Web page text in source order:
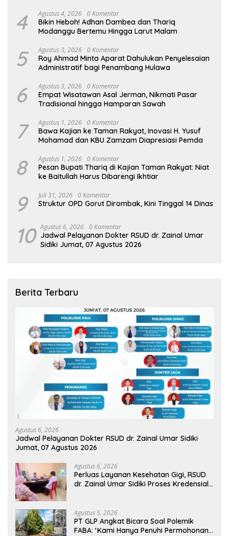
4 Agustus 4, 2026 0 Komentar
Bikin Heboh! Adhan Dambea dan Thariq
Modanggu Bertemu Hingga Larut Malam
5 Agustus 3, 2026 0 Komentar
Roy Ahmad Minta Aparat Dahulukan Penyelesaian
Administratif bagi Penambang Hulawa
6 Agustus 3, 2026 0 Komentar
Empat Wisatawan Asal Jerman, Nikmati Pasar
Tradisional hingga Hamparan Sawah
7 Agustus 1, 2026 0 Komentar
Bawa Kajian ke Taman Rakyat, Inovasi H. Yusuf
Mohamad dan KBU Zamzam Diapresiasi Pemda
8 Agustus 1, 2026 0 Komentar
Pesan Bupati Thariq di Kajian Taman Rakyat: Niat
ke Baitullah Harus Dibarengi Ikhtiar
9 Juli 31, 2026 0 Komentar
Struktur OPD Gorut Dirombak, Kini Tinggal 14 Dinas
10 Agustus 6, 2026 0 Komentar
Jadwal Pelayanan Dokter RSUD dr. Zainal Umar
Sidiki Jumat, 07 Agustus 2026
Berita Terbaru
Agustus 6, 2026
Jadwal Pelayanan Dokter RSUD dr. Zainal Umar Sidiki
Jumat, 07 Agustus 2026
Agustus 6, 2026
Perluas Layanan Kesehatan Gigi, RSUD
dr. Zainal Umar Sidiki Proses Kredensial
Agustus 5, 2026
PT GLP Angkat Bicara Soal Polemik
FABA: ‘Kami Hanya Penuhi Permohonan